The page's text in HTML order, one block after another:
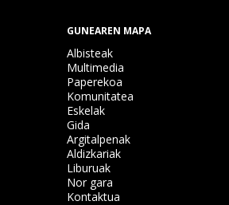
GUNEAREN MAPA
Albisteak
Multimedia
Paperekoa
Komunitatea
Eskelak
Gida
Argitalpenak
Aldizkariak
Liburuak
Nor gara
Kontaktua